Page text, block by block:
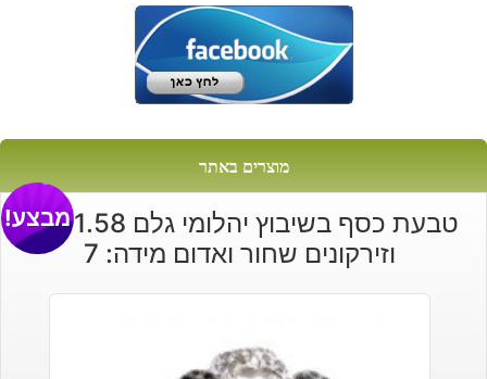
מוצרים באתר
טבעת כסף בשיבוץ יהלומי גלם 1.58 קרט
וזירקונים שחור ואדום מידה: 7
מבצע!